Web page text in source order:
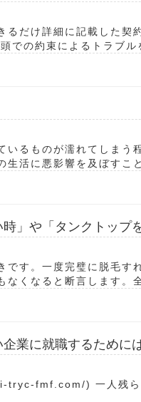
るだけ詳細に記載した契
での約束によるトラブル
いるものが濡れてしまう
生活に悪影響を及ぼすこ
時」や「タンクトップ
です。一度完璧に脱毛す
なくなると断言します。
業に就職するために
fmf.com/) 一人残ら